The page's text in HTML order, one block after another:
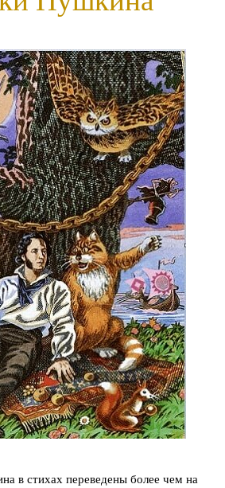
в стихах переведены более чем на